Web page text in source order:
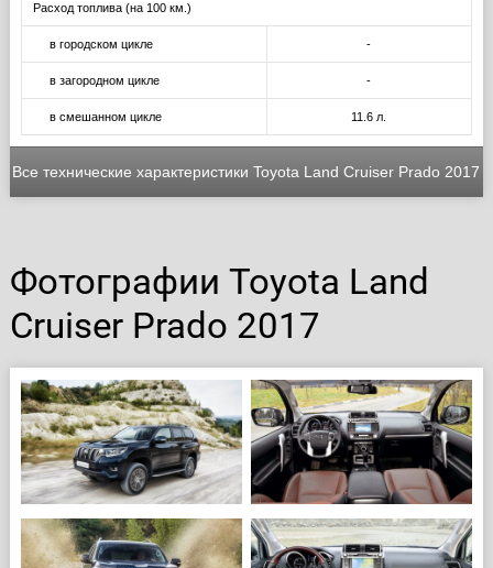
Расход топлива (на 100 км.)
в городском цикле -
в загородном цикле -
в смешанном цикле 11.6 л.
Все технические характеристики Toyota Land Cruiser Prado 2017
Фотографии Toyota Land
Cruiser Prado 2017